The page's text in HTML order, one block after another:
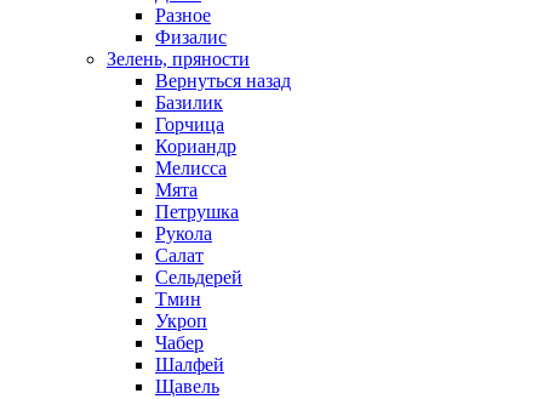
Разное
Физалис
Зелень, пряности
Вернуться назад
Базилик
Горчица
Кориандр
Мелисса
Мята
Петрушка
Рукола
Салат
Сельдерей
Тмин
Укроп
Чабер
Шалфей
Щавель